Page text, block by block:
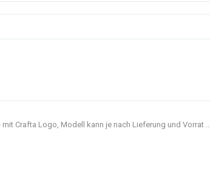
Crafta Logo, Modell kann je nach Lieferung und Vorrat ..